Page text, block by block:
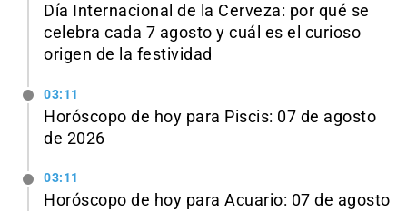
Día Internacional de la Cerveza: por qué se
celebra cada 7 agosto y cuál es el curioso
origen de la festividad
03:11
Horóscopo de hoy para Piscis: 07 de agosto
de 2026
03:11
Horóscopo de hoy para Acuario: 07 de agosto